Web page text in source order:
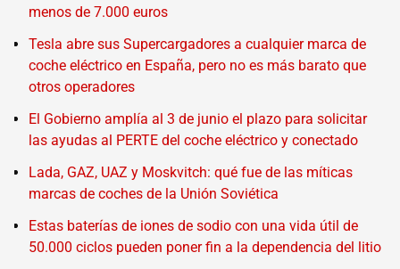
menos de 7.000 euros
Tesla abre sus Supercargadores a cualquier marca de
coche eléctrico en España, pero no es más barato que
otros operadores
El Gobierno amplía al 3 de junio el plazo para solicitar
las ayudas al PERTE del coche eléctrico y conectado
Lada, GAZ, UAZ y Moskvitch: qué fue de las míticas
marcas de coches de la Unión Soviética
Estas baterías de iones de sodio con una vida útil de
50.000 ciclos pueden poner fin a la dependencia del litio